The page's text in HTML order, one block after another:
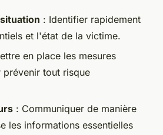
: Identifier rapidement
et l'état de la victime.
en place les mesures
prévenir tout risque
: Communiquer de manière
les informations essentielles